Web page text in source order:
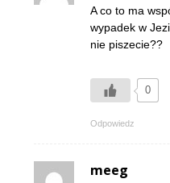
A co to ma
wypadek w
nie piszecie??
0
Odpowiedz
meeg